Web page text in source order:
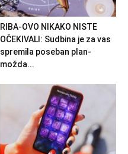
RIBA-OVO NIKAKO NISTE
OČEKIVALI: Sudbina je za vas
spremila poseban plan-
možda...